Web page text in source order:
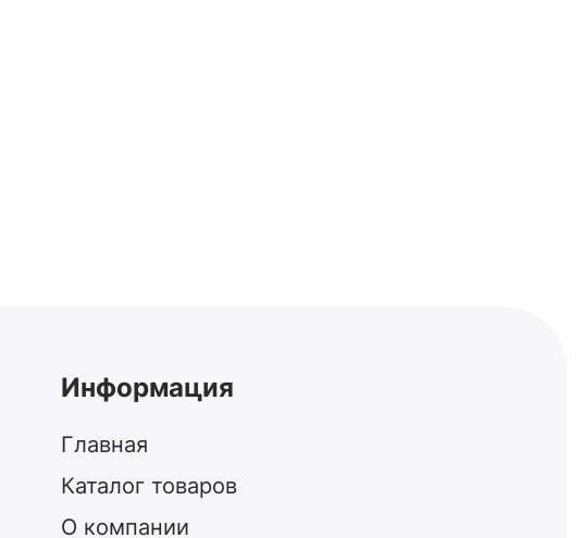
Информация
Главная
Каталог товаров
О компании